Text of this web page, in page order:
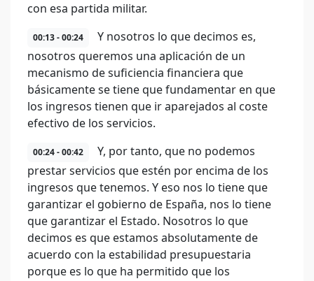
con esa partida militar.
00:13 - 00:24
Y nosotros lo que decimos es,
nosotros queremos una aplicación de un
mecanismo de suficiencia financiera que
básicamente se tiene que fundamentar en que
los ingresos tienen que ir aparejados al coste
efectivo de los servicios.
00:24 - 00:42
Y, por tanto, que no podemos
prestar servicios que estén por encima de los
ingresos que tenemos. Y eso nos lo tiene que
garantizar el gobierno de España, nos lo tiene
que garantizar el Estado. Nosotros lo que
decimos es que estamos absolutamente de
acuerdo con la estabilidad presupuestaria
porque es lo que ha permitido que los